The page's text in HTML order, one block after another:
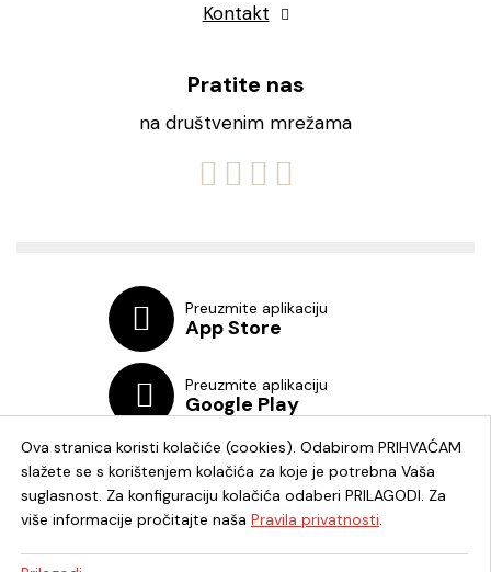
Kontakt
Pratite nas
na društvenim mrežama
Preuzmite aplikaciju
App Store
Preuzmite aplikaciju
Google Play
Ova stranica koristi kolačiće (cookies). Odabirom PRIHVAĆAM
slažete se s korištenjem kolačića za koje je potrebna Vaša
suglasnost. Za konfiguraciju kolačića odaberi PRILAGODI. Za
više informacije pročitajte naša Pravila privatnosti.